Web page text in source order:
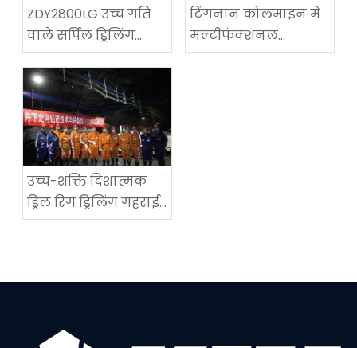
ZDY2800LG उच्च गति
वाले सर्पिल ड्रिलिंग
तकनीकी उपकरण
परीक्षण में सफलता
टिंगनान कोलमाइन में
मल्टीफंक्शनल
कोलमाइन रोडवे-
उच्च-शक्ति दिशात्मक
ड्रिल रिग ड्रिलिंग गहराई
में एक नया विश्व रिकॉर्ड